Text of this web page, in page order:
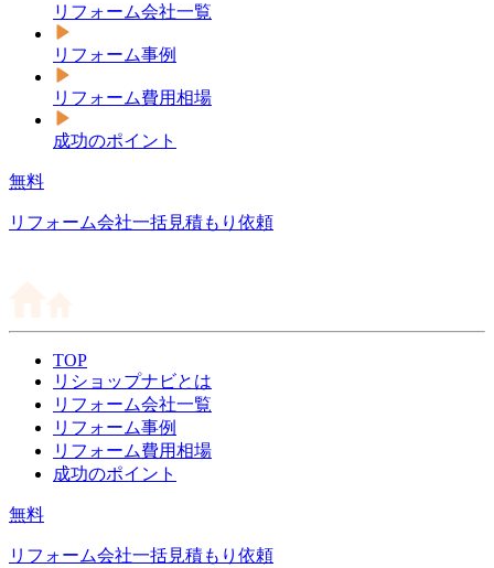
リフォーム会社一覧
リフォーム事例
リフォーム費用相場
成功のポイント
無料
リフォーム会社一括見積もり依頼
TOP
リショップナビとは
リフォーム会社一覧
リフォーム事例
リフォーム費用相場
成功のポイント
無料
リフォーム会社一括見積もり依頼